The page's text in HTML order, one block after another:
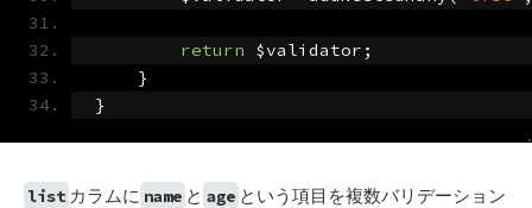
return $validator ;
}
}
list カラムに name と age という項目を複数バリデーション